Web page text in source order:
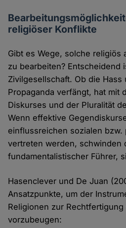
religiöser Konflikte
Gibt es Wege, solche religiös
zu bearbeiten? Entscheidend
Zivilgesellschaft. Ob die Hass
Propaganda verfängt, hat mit
Diskurses und der Pluralität
Wenn effektive
einflussreichen sozialen bzw.
vertreten werden, schwinden
fundamentalistischer Führer,
Hasenclever und De Juan
Ansatzpunkte, um der
Religionen zur
vorzubeugen: